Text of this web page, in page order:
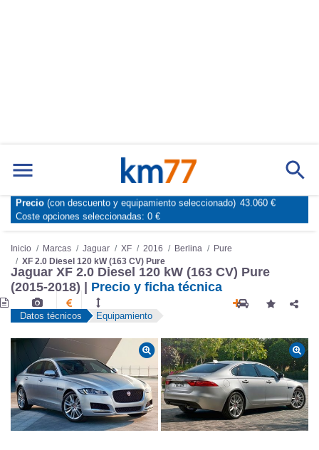
Marcas Comparador de coches
Inicio Marcas Jaguar XF 2016 Berlina
Pure
XF 2.0 Diesel 120 kW (163 CV) Pure
Jaguar XF 2.0 Diesel 120 kW (163 CV) Pure
(2015-2018) | Precio y ficha técnica
Datos técnicos Equipamiento
Precio (con descuento y equipamiento seleccionado) 43.060 €
Coste opciones seleccionadas: 0 €